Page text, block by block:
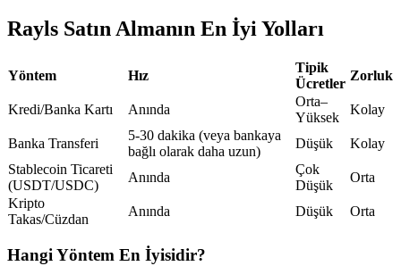
En iyi traderlarla güçlerinizi birleştirin
Rayls Satın Almanın En İyi Yolları
Yöntem Hız
Tipik
Ücretler
Zorluk
Kredi/Banka Kartı Anında
Orta–
Yüksek
Kolay
Banka Transferi
5-30 dakika (veya bankaya
bağlı olarak daha uzun)
Düşük
Kolay
Stablecoin Ticareti
(USDT/USDC)
Anında
Çok
Düşük
Orta
Kripto
Takas/Cüzdan
Anında Düşük Orta
Hangi Yöntem En İyisidir?